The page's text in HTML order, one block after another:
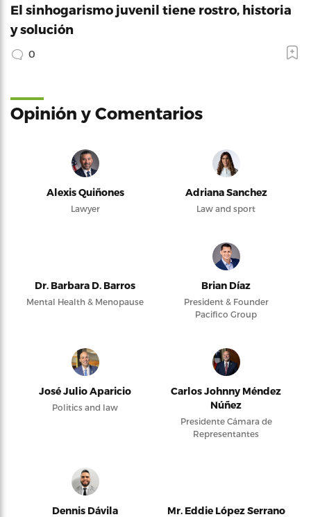
El sinhogarismo juvenil tiene rostro, historia
y solución
0
Opinión y Comentarios
Alexis Quiñones
Lawyer
Adriana Sanchez
Law and sport
Dr. Barbara D. Barros
Mental Health & Menopause
Brian Díaz
President & Founder
Pacifico Group
José Julio Aparicio
Politics and law
Carlos Johnny Méndez
Núñez
Presidente Cámara de
Representantes
Dennis Dávila Mr. Eddie López Serrano